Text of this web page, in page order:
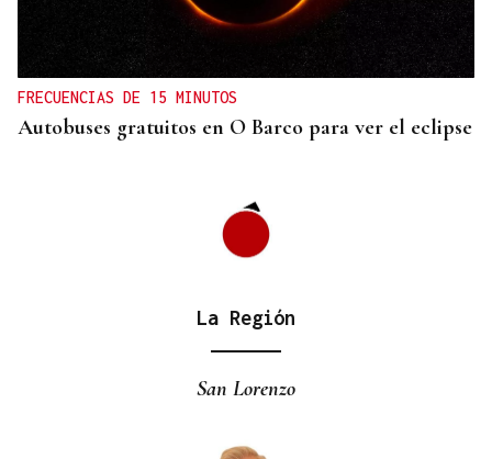
Un herido en la colisión entre dos coches en la
entrada a las termas de Outariz
FRECUENCIAS DE 15 MINUTOS
Autobuses gratuitos en O Barco para ver el eclipse
La Región
San Lorenzo